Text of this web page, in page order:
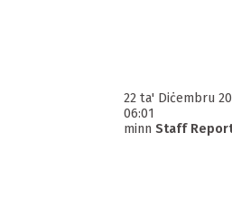
22 ta' Diċembru
06:01
minn Staff